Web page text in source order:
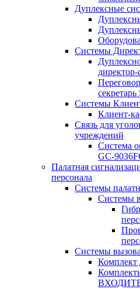
Дуплексные
Системы
Системы
Клиент-
Связь для
учреждений
Система
GC-
Палатная
персонала
Системы
Системы
Системы
Комплект